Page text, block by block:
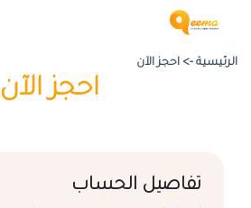
الرئيسية -> احجز الآن
احجز الآن
تفاصيل الحساب